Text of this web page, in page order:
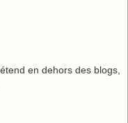
en dehors des blogs,